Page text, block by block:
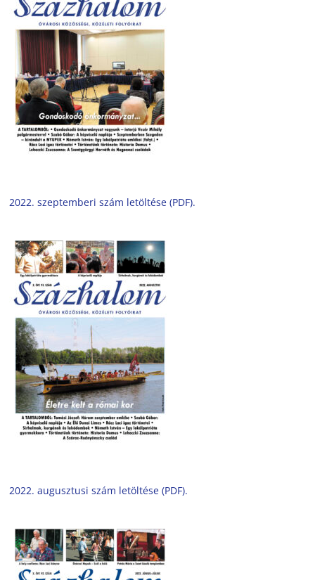
2022. szeptemberi szám letöltése (PDF).
2022. augusztusi szám letöltése (PDF).